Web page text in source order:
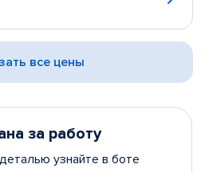
все цены
за работу
узнайте в боте